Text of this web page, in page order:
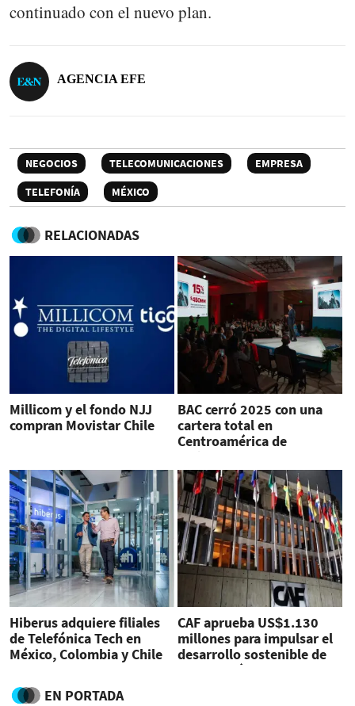
continuado con el nuevo plan.
AGENCIA EFE
NEGOCIOS TELECOMUNICACIONES
EMPRESA
TELEFONÍA
MÉXICO
RELACIONADAS
Millicom y el fondo NJJ
compran Movistar Chile
BAC cerró 2025 con una
cartera total en
Centroamérica de
Hiberus adquiere filiales
de Telefónica Tech en
México, Colombia y Chile
CAF aprueba US$1.130
millones para impulsar el
desarrollo sostenible de
Latinoamérica
EN PORTADA